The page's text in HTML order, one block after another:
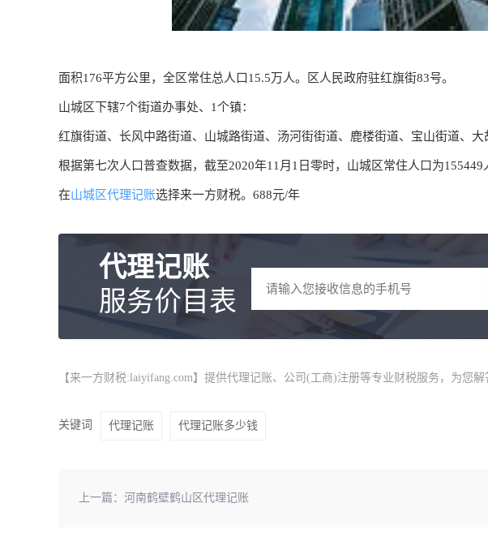
面积176平方公里，全区常住总人口15.5万人。区人民政府驻红旗街83号。
山城区下辖7个街道办事处、1个镇：
红旗街道、​长风中路街道、​山城路街道、​汤河街街道、​鹿楼街道、​宝山街道、​大
根据第七次人口普查数据，截至2020年11月1日零时，山城区常住人口为155449
在山城区代理记账选择来一方财税。688元/年
代理记账
服务价目表
【来一方财税:laiyifang.com】提供代理记账、公司(工商)注册等专业财税服务，为您
关键词 代理记账 代理记账多少钱
上一篇： 河南鹤壁鹤山区代理记账